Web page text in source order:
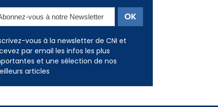
vous à la newsletter de CNI et
par email les infos les plus
et une sélection de nos
articles